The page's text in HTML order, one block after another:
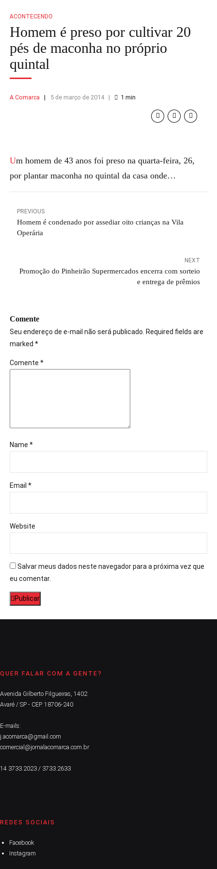
ACONTECENDO
Homem é preso por cultivar 20
pés de maconha no próprio
quintal
A Comarca 5 de março de 2014 1 min
Um homem de 43 anos foi preso na quarta-feira, 26,
por plantar maconha no quintal da casa onde…
PREVIOUS
Homem é condenado por assediar oito crianças na Vila
Operária
NEXT
Promoção do Pinheirão Supermercados encerra com sorteio
e entrega de prêmios
Comente
Seu endereço de e-mail não será publicado. Required fields are
marked *
Comente *
Name *
Email *
Website
Salvar meus dados neste navegador para a próxima vez que
eu comentar.
Publicar
QUER FALAR COM A GENTE?
Avenida Gilberto Filgueiras, 1402
Avaré / SP - CEP. 18706-240
E-mails:
j.acomarca@gmail.com
comercial@jornalacomarca.com.br
14 3733.2023 / 3733.2633
REDES SOCIAIS
Facebook
Instagram